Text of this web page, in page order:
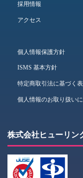
採用情報
アクセス
個人情報保護方針
ISMS 基本方針
特定商取引法に基づく
個人情報のお取り扱い
株式会社ヒューリン